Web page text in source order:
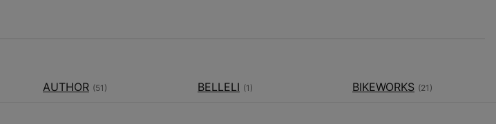
AUTHOR (51) BELLELI (1) BIKEWORKS (21)